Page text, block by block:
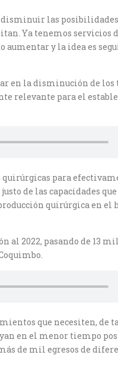
las posibilidades
Ya tenemos servicios
aumentar y la idea es
en la disminución de
relevante para el
quirúrgicas para
de las capacidades
quirúrgica en el
al 2022, pasando de 13
que necesiten, de
en el menor tiempo
de mil egresos de